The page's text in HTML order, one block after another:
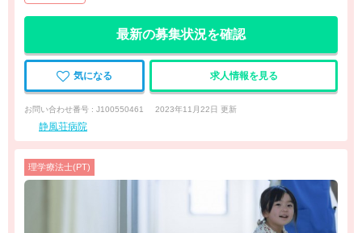
最新の募集状況を確認
気になる 求人情報を見る
お問い合わせ番号 : J100550461 2023年11月22日 更新
静風荘病院
理学療法士(PT)